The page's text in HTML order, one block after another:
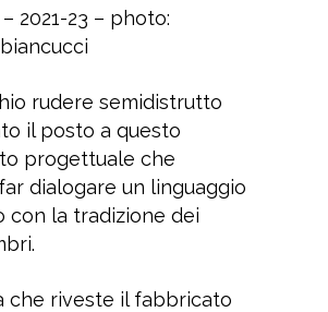
2021-23 – photo:
rudere semidistrutto
il posto a questo
progettuale che
dialogare un linguaggio
con la tradizione dei
che riveste il fabbricato